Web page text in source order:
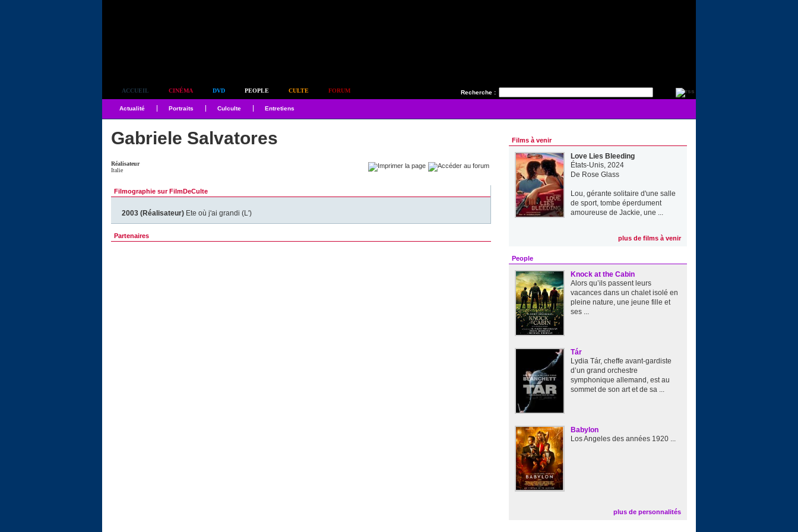
Recherche :
ACCUEIL CINÉMA DVD PEOPLE CULTE FORUM
Actualité Portraits Culculte Entretiens
Gabriele Salvatores
Réalisateur
Italie
Filmographie sur FilmDeCulte
2003 (Réalisateur) Ete où j'ai grandi (L')
Partenaires
Films à venir
Love Lies Bleeding
États-Unis, 2024
De Rose Glass
Lou, gérante solitaire d'une salle
de sport, tombe éperdument
amoureuse de Jackie, une ...
plus de films à venir
People
Knock at the Cabin
Alors qu’ils passent leurs
vacances dans un chalet isolé en
pleine nature, une jeune fille et
ses ...
Tár
Lydia Tár, cheffe avant-gardiste
d’un grand orchestre
symphonique allemand, est au
sommet de son art et de sa ...
Babylon
Los Angeles des années 1920 ...
plus de personnalités